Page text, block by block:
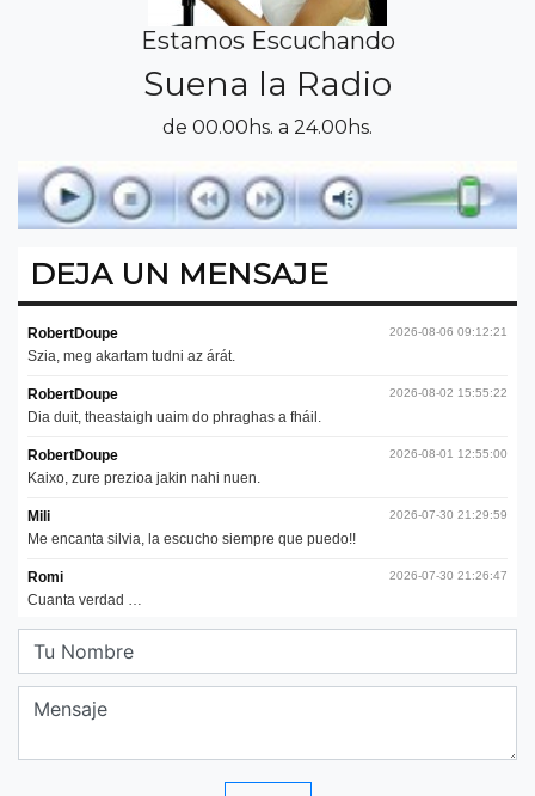
Estamos Escuchando
Suena la Radio
de 00.00hs. a 24.00hs.
DEJA UN MENSAJE